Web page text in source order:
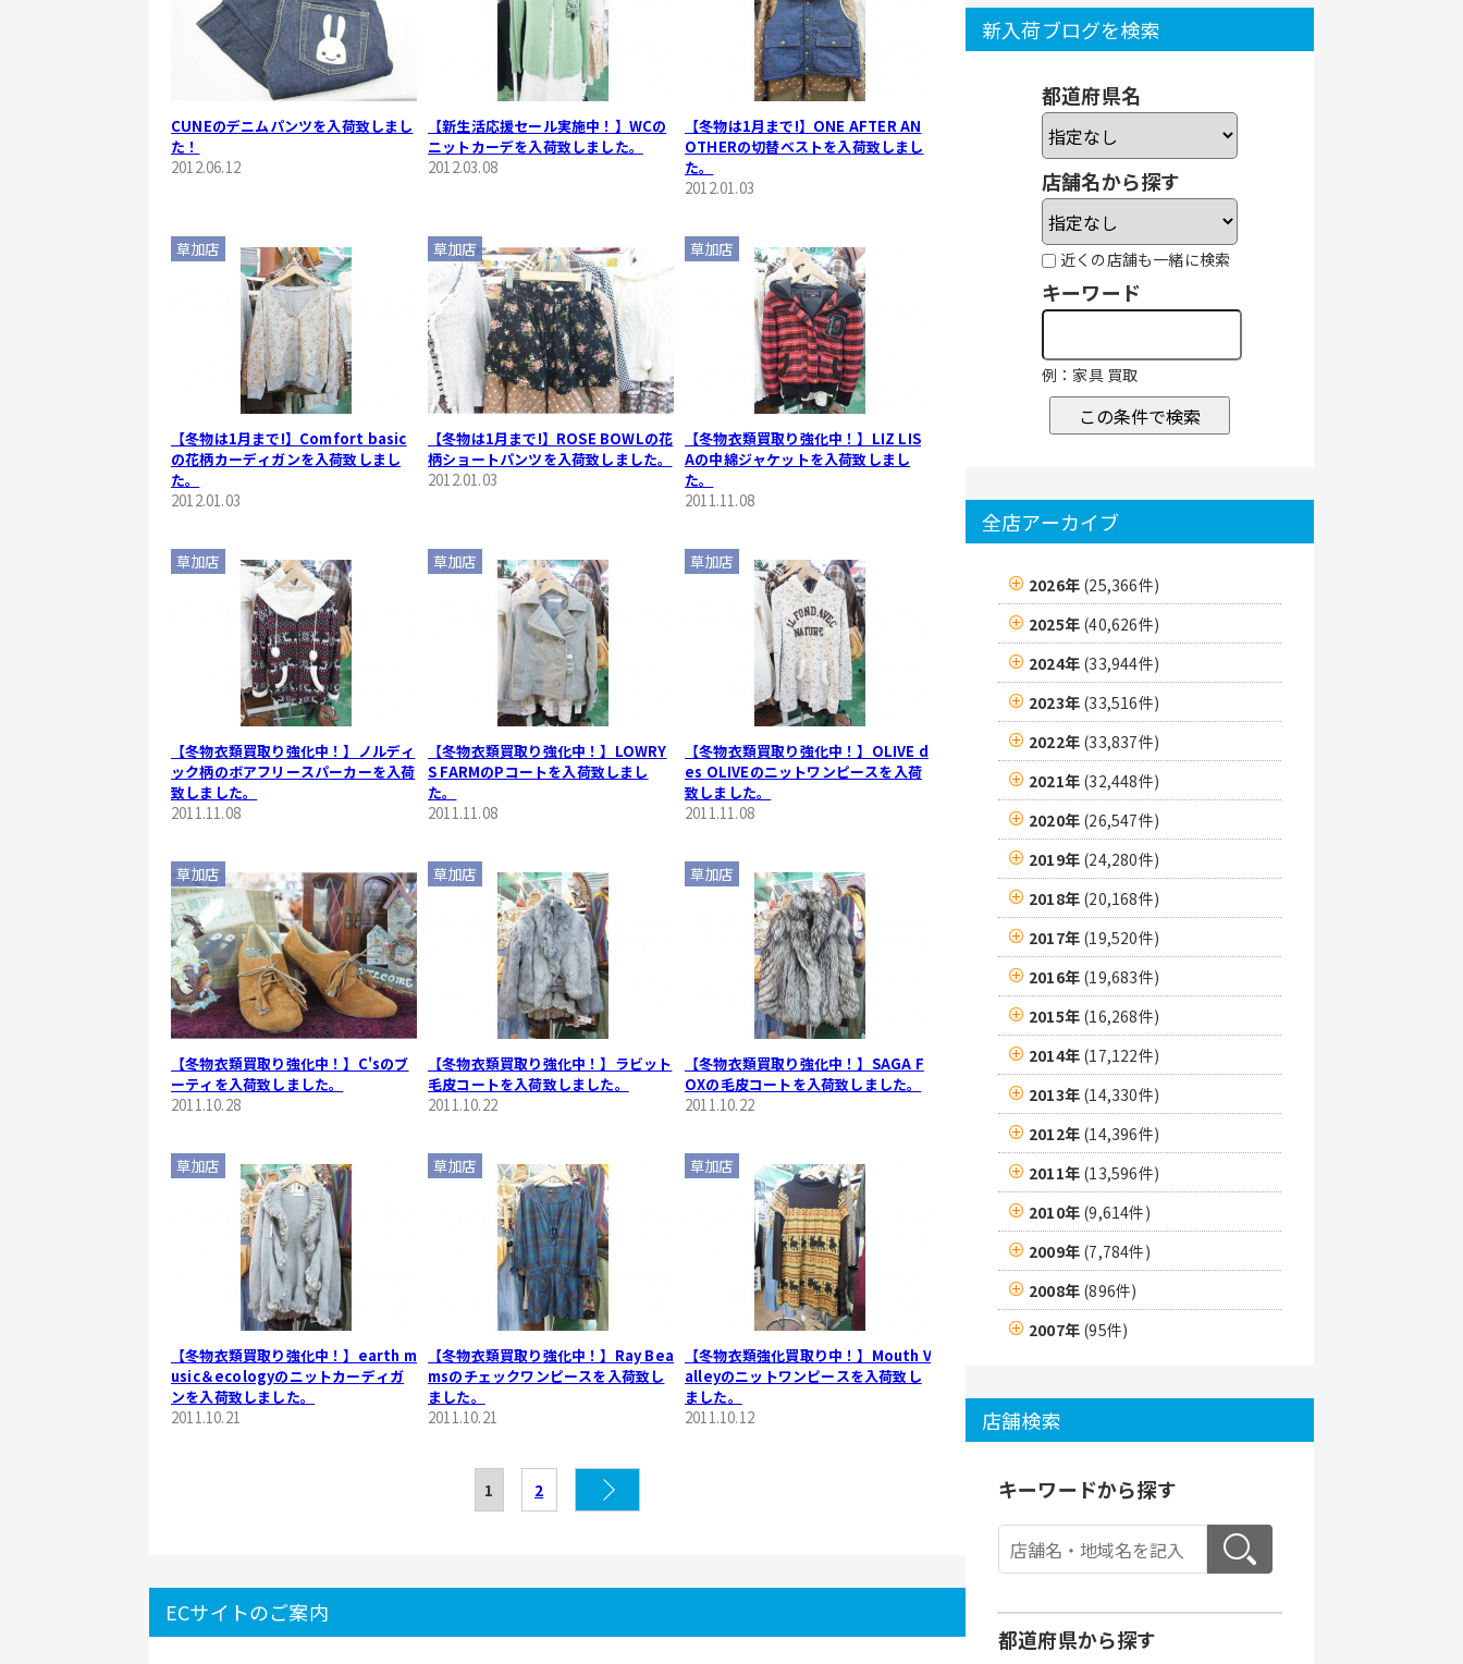
CUNEのデニムパンツを入荷致しまし
た！
2012.06.12
【新生活応援セール実施中！】WCの
ニットカーデを入荷致しました。
2012.03.08
【冬物は1月まで!】ONE AFTER AN
OTHERの切替ベストを入荷致しまし
た。
2012.01.03
【冬物は1月まで!】Comfort basic
の花柄カーディガンを入荷致しまし
た。
2012.01.03
草加店
【冬物は1月まで!】ROSE BOWLの花
柄ショートパンツを入荷致しました。
2012.01.03
草加店
【冬物衣類買取り強化中！】LIZ LIS
Aの中綿ジャケットを入荷致しまし
た。
2011.11.08
草加店
【冬物衣類買取り強化中！】ノルディ
ック柄のボアフリースパーカーを入荷
致しました。
2011.11.08
草加店
【冬物衣類買取り強化中！】LOWRY
S FARMのPコートを入荷致しまし
た。
2011.11.08
草加店
【冬物衣類買取り強化中！】OLIVE d
es OLIVEのニットワンピースを入荷
致しました。
2011.11.08
草加店
【冬物衣類買取り強化中！】C'sのブ
ーティを入荷致しました。
2011.10.28
草加店
【冬物衣類買取り強化中！】ラビット
毛皮コートを入荷致しました。
2011.10.22
草加店
【冬物衣類買取り強化中！】SAGA F
OXの毛皮コートを入荷致しました。
2011.10.22
草加店
【冬物衣類買取り強化中！】earth m
usic＆ecologyのニットカーディガ
ンを入荷致しました。
2011.10.21
草加店
【冬物衣類買取り強化中！】Ray Bea
msのチェックワンピースを入荷致し
ました。
2011.10.21
草加店
【冬物衣類強化買取り中！】Mouth V
alleyのニットワンピースを入荷致し
ました。
2011.10.12
草加店
1 2
ECサイトのご案内
新入荷ブログを検索
都道府県名
店舗名から探す
近くの店舗も一緒に検索
キーワード
例：家具 買取
この条件で検索
全店アーカイブ
2026年 (25,366件)
2025年 (40,626件)
2024年 (33,944件)
2023年 (33,516件)
2022年 (33,837件)
2021年 (32,448件)
2020年 (26,547件)
2019年 (24,280件)
2018年 (20,168件)
2017年 (19,520件)
2016年 (19,683件)
2015年 (16,268件)
2014年 (17,122件)
2013年 (14,330件)
2012年 (14,396件)
2011年 (13,596件)
2010年 (9,614件)
2009年 (7,784件)
2008年 (896件)
2007年 (95件)
店舗検索
キーワードから探す
都道府県から探す